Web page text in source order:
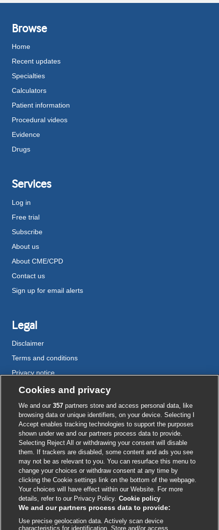
Browse
Home
Recent updates
Specialties
Calculators
Patient information
Procedural videos
Evidence
Drugs
Services
Log in
Free trial
Subscribe
About us
About CME/CPD
Contact us
Sign up for email alerts
Legal
Disclaimer
Terms and conditions
Privacy notice
Cookie policy
Accessibility
External
link
opens
in
a
new
window
External
link
opens
in
a
new
window
External
link
opens
in
a
new
window
External
link
opens
in
a
new
window
External
link
opens
in
a
new
window
© BMJ Publishing Group 2026
ISSN 2515-9615
Cookies and privacy
We and our357 partners store and access personal data, like
browsing data or unique identifiers, on your device. Selecting I
Accept enables tracking technologies to support the purposes
shown under we and our partners process data to provide.
Selecting Reject All or withdrawing your consent will disable
them. If trackers are disabled, some content and ads you see
may not be as relevant to you. You can resurface this menu to
change your choices or withdraw consent at any time by
clicking the Cookie settings link on the bottom of the webpage.
Your choices will have effect within our Website. For more
details, refer to our Privacy Policy. Cookie policy
We and our partners process data to provide:
Use precise geolocation data. Actively scan device
characteristics for identification. Store and/or access